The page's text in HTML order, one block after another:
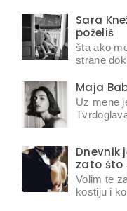
Sara
poželiš
šta ako
strane
Maja
Uz mene
Dnevnik
zato što
Volim te
kostiju i